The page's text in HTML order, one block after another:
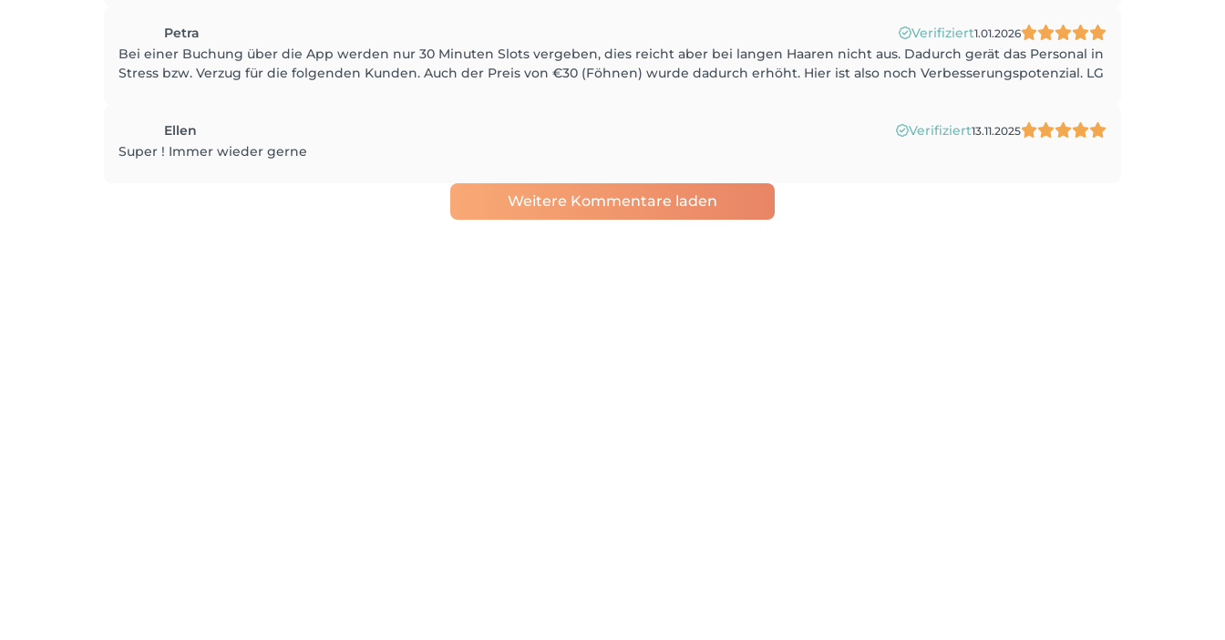
Petra Verifiziert1.01.2026
Bei einer Buchung über die App werden nur 30 Minuten Slots vergeben, dies reicht aber bei langen Haaren nicht aus. Dadurch gerät das Personal in
Stress bzw. Verzug für die folgenden Kunden. Auch der Preis von €30 (Föhnen) wurde dadurch erhöht. Hier ist also noch Verbesserungspotenzial. LG
Ellen Verifiziert13.11.2025
Super ! Immer wieder gerne
Weitere Kommentare laden